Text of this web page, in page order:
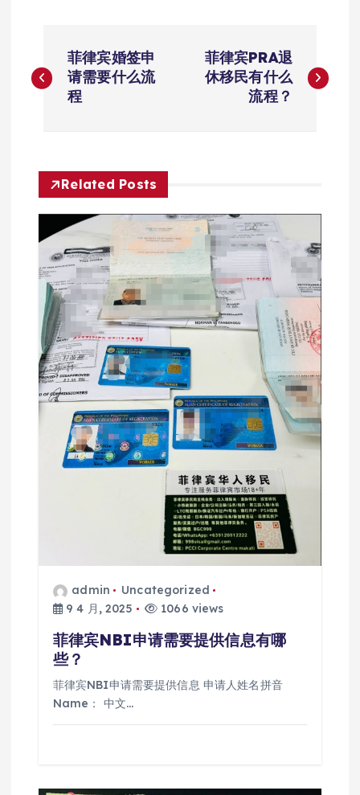
章
航
菲律宾婚签申
请需要什么流
程
菲律宾PRA退
休移民有什么
流程？
Related Posts
admin
Uncategorized
9 4 月, 2025
1066 views
菲律宾NBI申请需要提供信息有哪
些？
菲律宾NBI申请需要提供信息 申请人姓名拼音
Name： 中文…